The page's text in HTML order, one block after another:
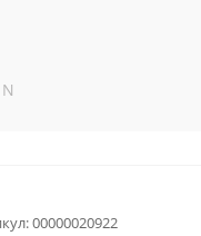
00000020922